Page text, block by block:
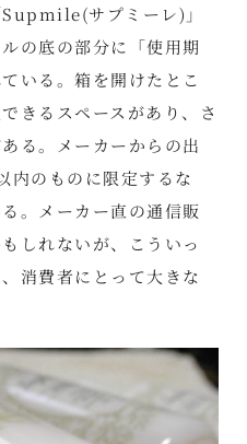
サプミーレ)」
の底の部分に「使用期
いる。箱を開けたとこ
きるスペースがあり、さ
る。メーカーからの出
内のものに限定するな
。メーカー直の通信販
しれないが、こういっ
消費者にとって大きな